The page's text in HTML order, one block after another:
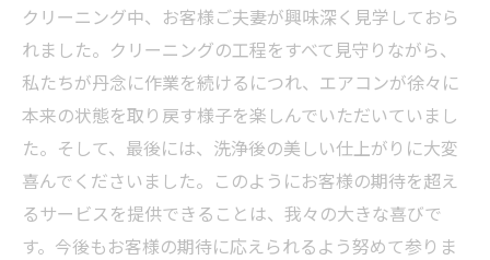
クリーニング中、お客様ご夫妻が興味深く見学しておら
れました。クリーニングの工程をすべて見守りながら、
私たちが丹念に作業を続けるにつれ、エアコンが徐々に
本来の状態を取り戻す様子を楽しんでいただいていまし
た。そして、最後には、洗浄後の美しい仕上がりに大変
喜んでくださいました。このようにお客様の期待を超え
るサービスを提供できることは、我々の大きな喜びで
す。今後もお客様の期待に応えられるよう努めて参りま